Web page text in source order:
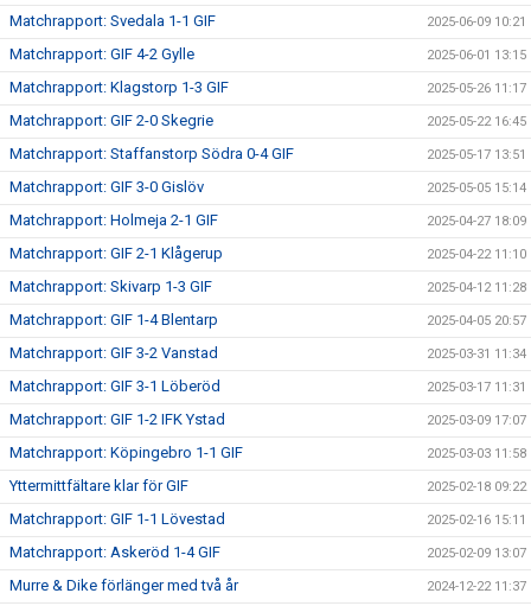
Matchrapport: Svedala 1-1 GIF 2025-06-09 10:21
Matchrapport: GIF 4-2 Gylle 2025-06-01 13:15
Matchrapport: Klagstorp 1-3 GIF 2025-05-26 11:17
Matchrapport: GIF 2-0 Skegrie 2025-05-22 16:45
Matchrapport: Staffanstorp Södra 0-4 GIF 2025-05-17 13:51
Matchrapport: GIF 3-0 Gislöv 2025-05-05 15:14
Matchrapport: Holmeja 2-1 GIF 2025-04-27 18:09
Matchrapport: GIF 2-1 Klågerup 2025-04-22 11:10
Matchrapport: Skivarp 1-3 GIF 2025-04-12 11:28
Matchrapport: GIF 1-4 Blentarp 2025-04-05 20:57
Matchrapport: GIF 3-2 Vanstad 2025-03-31 11:34
Matchrapport: GIF 3-1 Löberöd 2025-03-17 11:31
Matchrapport: GIF 1-2 IFK Ystad 2025-03-09 17:07
Matchrapport: Köpingebro 1-1 GIF 2025-03-03 11:58
Yttermittfältare klar för GIF 2025-02-18 09:22
Matchrapport: GIF 1-1 Lövestad 2025-02-16 15:11
Matchrapport: Askeröd 1-4 GIF 2025-02-09 13:07
Murre & Dike förlänger med två år 2024-12-22 11:37